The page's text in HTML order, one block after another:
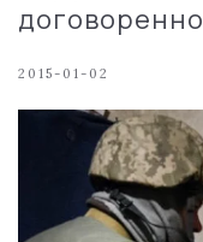
2015-01-02